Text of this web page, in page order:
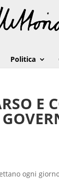
Politica
E
ogni